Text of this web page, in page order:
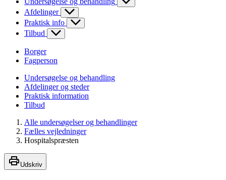
Afdelinger
Praktisk info
Tilbud
Borger
Fagperson
Undersøgelse og behandling
Afdelinger og steder
Praktisk information
Tilbud
Alle undersøgelser og behandlinger
Fælles vejledninger
Hospitalspræsten
Udskriv